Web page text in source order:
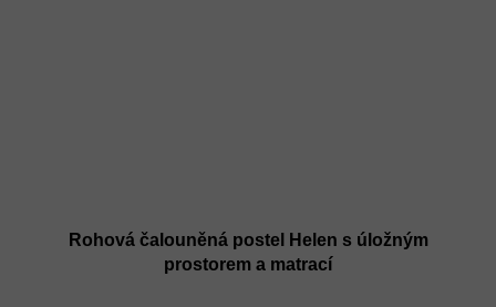
Rohová čalouněná postel Helen s úložným
prostorem a matrací